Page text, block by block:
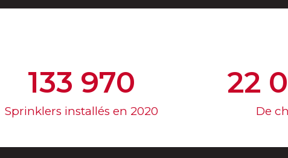
Sprinklers installés en 2020
133 970
De
22